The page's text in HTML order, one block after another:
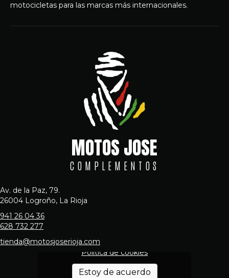
motocicletas para las marcas más internacionales.
MOTOS JOSE
COMPLEMENTOS
Av. de la Paz, 79.
26004 Logroño, La Rioja
941 26 04 36
628 732 277
tienda@motosjoserioja.comactivar Google maps
Política de cookies
Estoy de acuerdo